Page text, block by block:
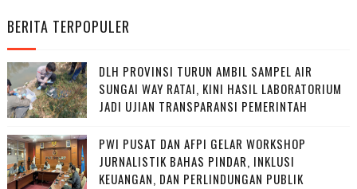
BERITA TERPOPULER
DLH PROVINSI TURUN AMBIL SAMPEL AIR
SUNGAI WAY RATAI, KINI HASIL LABORATORIUM
JADI UJIAN TRANSPARANSI PEMERINTAH
PWI PUSAT DAN AFPI GELAR WORKSHOP
JURNALISTIK BAHAS PINDAR, INKLUSI
KEUANGAN, DAN PERLINDUNGAN PUBLIK